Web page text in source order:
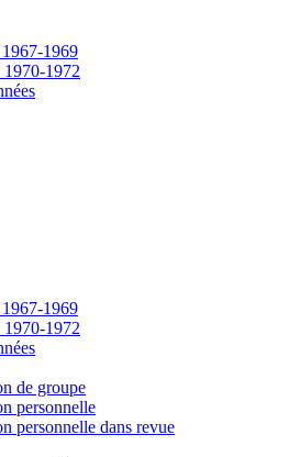
1969
1972
1969
1972
de groupe
personnelle
personnelle dans revue